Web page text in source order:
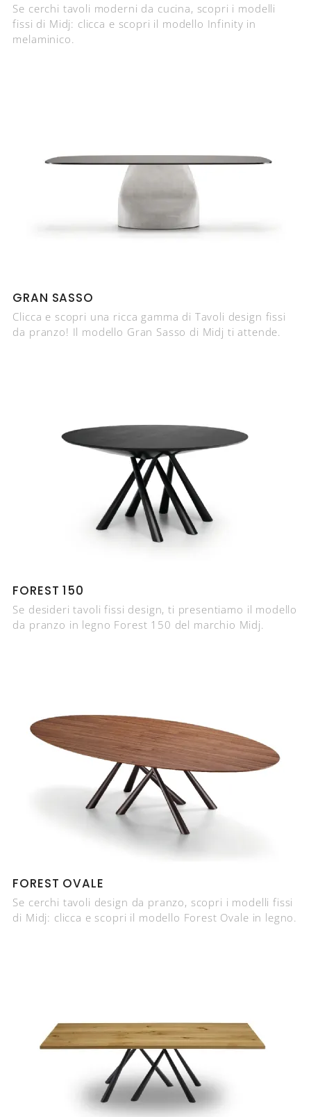
Se cerchi tavoli moderni da cucina, scopri i modelli
fissi di Midj: clicca e scopri il modello Infinity in
melaminico.
GRAN SASSO
Clicca e scopri una ricca gamma di Tavoli design fissi
da pranzo! Il modello Gran Sasso di Midj ti attende.
FOREST 150
Se desideri tavoli fissi design, ti presentiamo il modello
da pranzo in legno Forest 150 del marchio Midj.
FOREST OVALE
Se cerchi tavoli design da pranzo, scopri i modelli fissi
di Midj: clicca e scopri il modello Forest Ovale in legno.